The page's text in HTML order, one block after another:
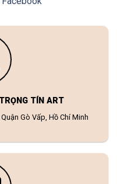
TÍN ART
Gò Vấp, Hồ Chí Minh